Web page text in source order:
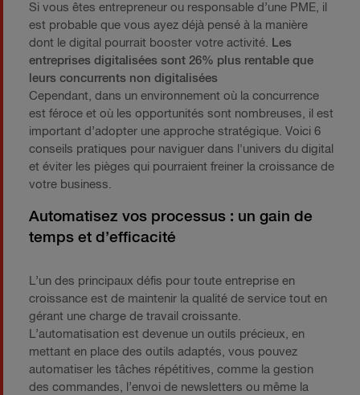
Si vous êtes entrepreneur ou responsable d’une PME, il
est probable que vous ayez déjà pensé à la manière
dont le digital pourrait booster votre activité. Les
entreprises digitalisées sont 26% plus rentable que
leurs concurrents non digitalisées
Cependant, dans un environnement où la concurrence
est féroce et où les opportunités sont nombreuses, il est
important d’adopter une approche stratégique. Voici 6
conseils pratiques pour naviguer dans l'univers du digital
et éviter les pièges qui pourraient freiner la croissance de
votre business.
Automatisez vos processus : un gain de
temps et d’efficacité
L’un des principaux défis pour toute entreprise en
croissance est de maintenir la qualité de service tout en
gérant une charge de travail croissante.
L’automatisation est devenue un outils précieux, en
mettant en place des outils adaptés, vous pouvez
automatiser les tâches répétitives, comme la gestion
des commandes, l’envoi de newsletters ou même la